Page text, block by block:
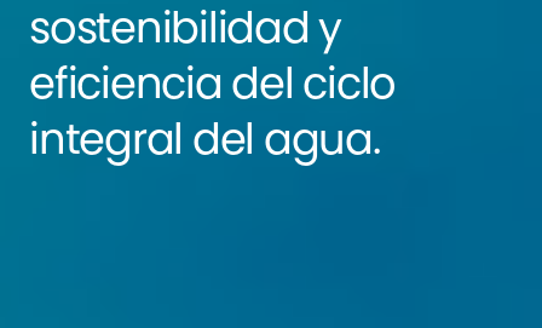
sostenibilidad y
eficiencia del ciclo
integral del agua.